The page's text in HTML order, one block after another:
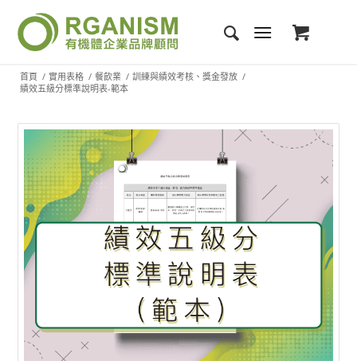
首頁 / 實用表格 / 餐飲業 / 訓練與績效考核、獎金發放 /
績效五級分標準說明表-範本